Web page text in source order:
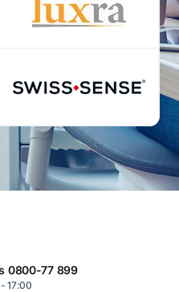
0800-77 899
17:00